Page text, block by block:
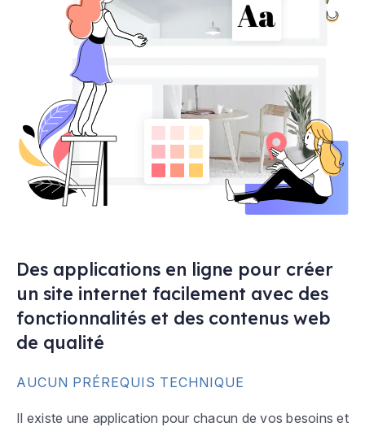
Des applications en ligne pour créer
un site internet facilement avec des
fonctionnalités et des contenus web
de qualité
AUCUN PRÉREQUIS TECHNIQUE
Il existe une application pour chacun de vos besoins et